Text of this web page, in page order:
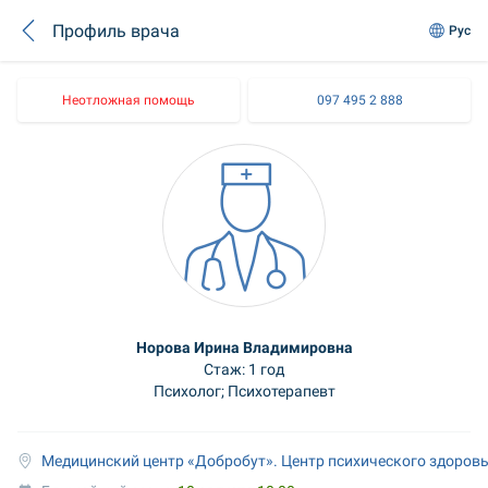
Профиль врача Рус
Неотложная помощь 097 495 2 888
Норова Ирина Владимировна
Стаж: 1 год
Психолог; Психотерапевт
Медицинский центр «Добробут». Центр психического